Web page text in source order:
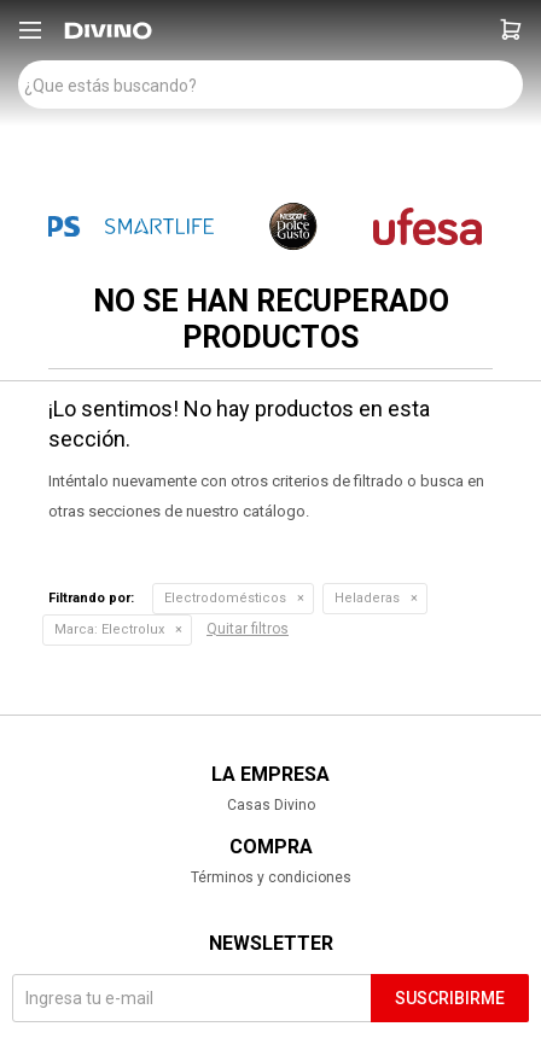

NO SE HAN RECUPERADO
PRODUCTOS
¡Lo sentimos! No hay productos en esta
sección.
Inténtalo nuevamente con otros criterios de filtrado o busca en
otras secciones de nuestro catálogo.
Filtrando por: Electrodomésticos
Heladeras
Marca: Electrolux Quitar filtros
LA EMPRESA
Casas Divino
COMPRA
Términos y condiciones
NEWSLETTER
SUSCRIBIRME